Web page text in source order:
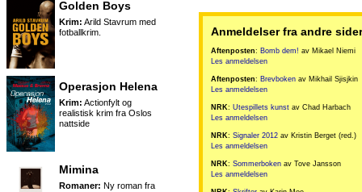
Golden Boys
Krim: Arild Stavrum med
fotballkrim.
Operasjon Helena
Krim: Actionfylt og
realistisk krim fra Oslos
nattside
Mimina
Romaner: Ny roman fra
Anmeldelser fra andre sider
Aftenposten: Bomb dem! av Mikael Niemi
Les anmeldelsen
Aftenposten: Brevboken av Mikhail Sjisjkin
Les anmeldelsen
NRK: Utespillets kunst av Chad Harbach
Les anmeldelsen
NRK: Signaler 2012 av Kristin Berget (red.)
Les anmeldelsen
NRK: Sommerboken av Tove Jansson
Les anmeldelsen